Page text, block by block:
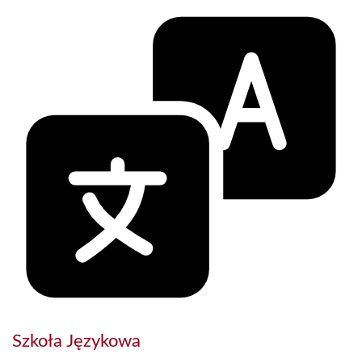
Szkoła Językowa